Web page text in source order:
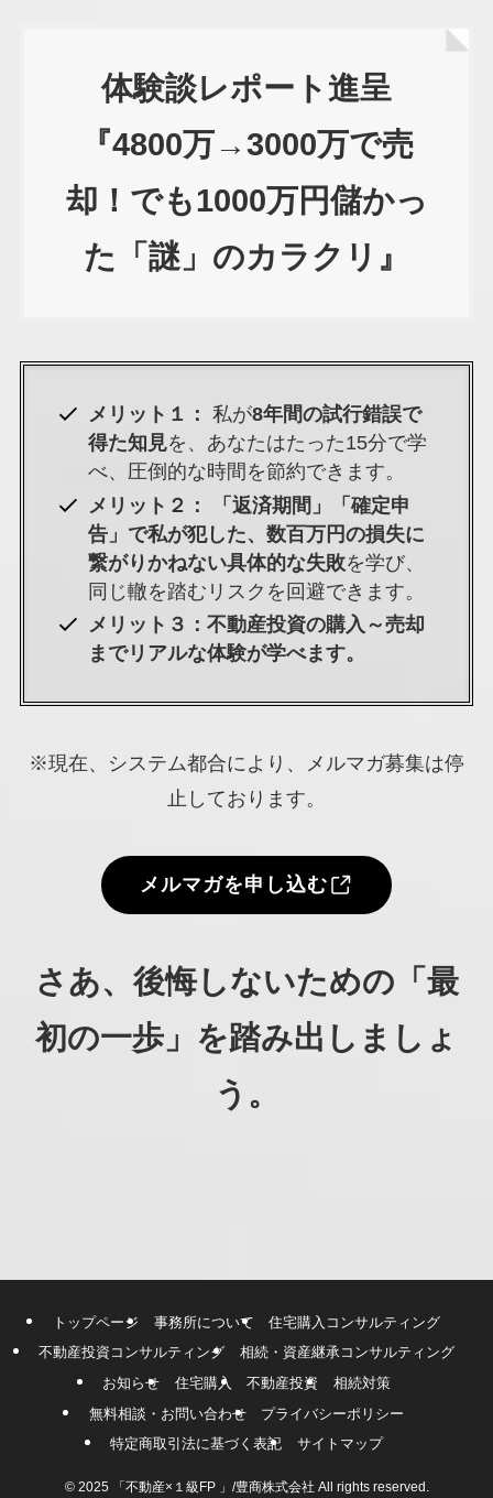
体験談レポート進呈
『4800万→3000万で売
却！でも1000万円儲かっ
た「謎」のカラクリ』
メリット１： 私が8年間の試行錯誤で
得た知見を、あなたはたった15分で学
べ、圧倒的な時間を節約できます。
メリット２：
「返済期間」「確定申
告」で私が犯した、数百万円の損失に
繋がりかねない具体的な失敗を学び、
同じ轍を踏むリスクを回避できます。
メリット３：不動産投資の購入～売却
までリアルな体験が学べます。
※現在、システム都合により、メルマガ募集は停
止しております。
メルマガを申し込む
さあ、後悔しないための「最
初の一歩」を踏み出しましょ
う。
トップページ 事務所について
住宅購入コンサルティング
不動産投資コンサルティング
相続・資産継承コンサルティング
お知らせ
住宅購入 不動産投資
相続対策
無料相談・お問い合わせ
プライバシーポリシー
特定商取引法に基づく表記
サイトマップ
©2025 「不動産×１級FP 」/豊商株式会社 All rights reserved.